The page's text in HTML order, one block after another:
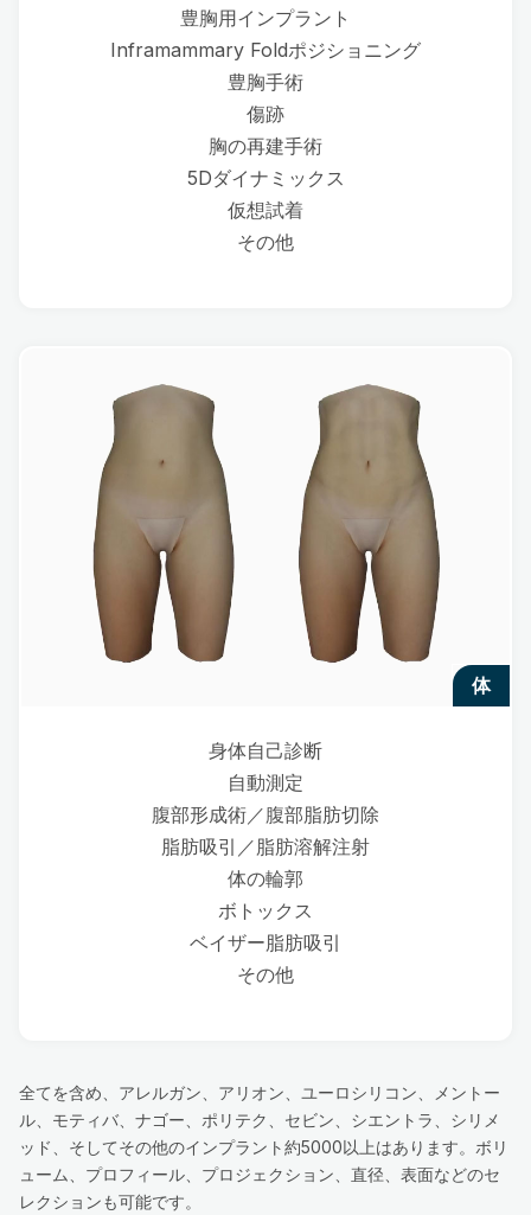
豊胸用インプラント
Inframammary Foldポジショニング
豊胸手術
傷跡
胸の再建手術
5Dダイナミックス
仮想試着
その他
体
身体自己診断
自動測定
腹部形成術／腹部脂肪切除
脂肪吸引／脂肪溶解注射
体の輪郭
ボトックス
ベイザー脂肪吸引
その他
全てを含め、アレルガン、アリオン、ユーロシリコン、メントー
ル、モティバ、ナゴー、ポリテク、セビン、シエントラ、シリメ
ッド、そしてその他のインプラント約5000以上はあります。ボリ
ューム、プロフィール、プロジェクション、直径、表面などのセ
レクションも可能です。